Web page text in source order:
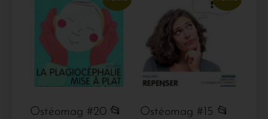
Ostéomag #20 📂
Ostéomag #15 📂